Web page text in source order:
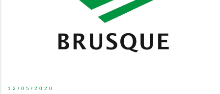
12/05/2020